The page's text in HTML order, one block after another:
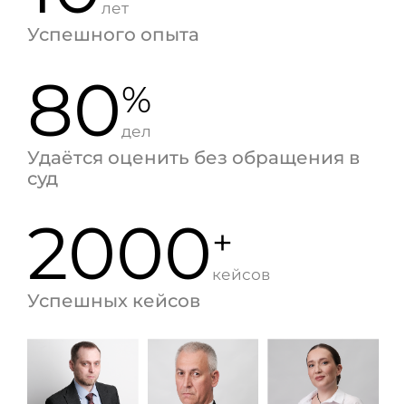
лет
Успешного опыта
80%
дел
Удаётся оценить без обращения в
суд
2000+
кейсов
Успешных кейсов